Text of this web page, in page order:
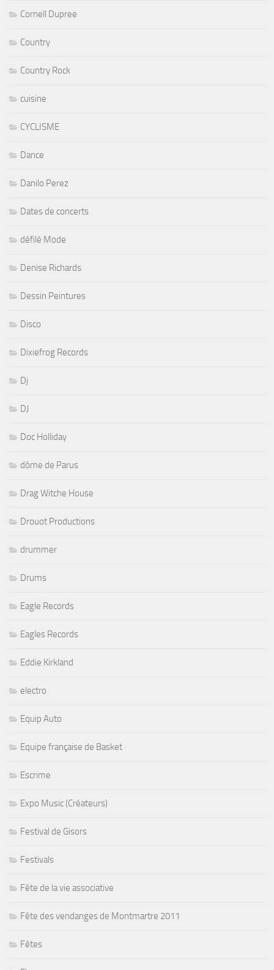
Cornell Dupree
Country
Country Rock
cuisine
CYCLISME
Dance
Danilo Perez
Dates de concerts
défilé Mode
Denise Richards
Dessin Peintures
Disco
Dixiefrog Records
Dj
DJ
Doc Holliday
dôme de Parus
Drag Witche House
Drouot Productions
drummer
Drums
Eagle Records
Eagles Records
Eddie Kirkland
electro
Equip Auto
Equipe française de Basket
Escrime
Expo Music (Créateurs)
Festival de Gisors
Festivals
Fête de la vie associative
Fête des vendanges de Montmartre 2011
Fêtes